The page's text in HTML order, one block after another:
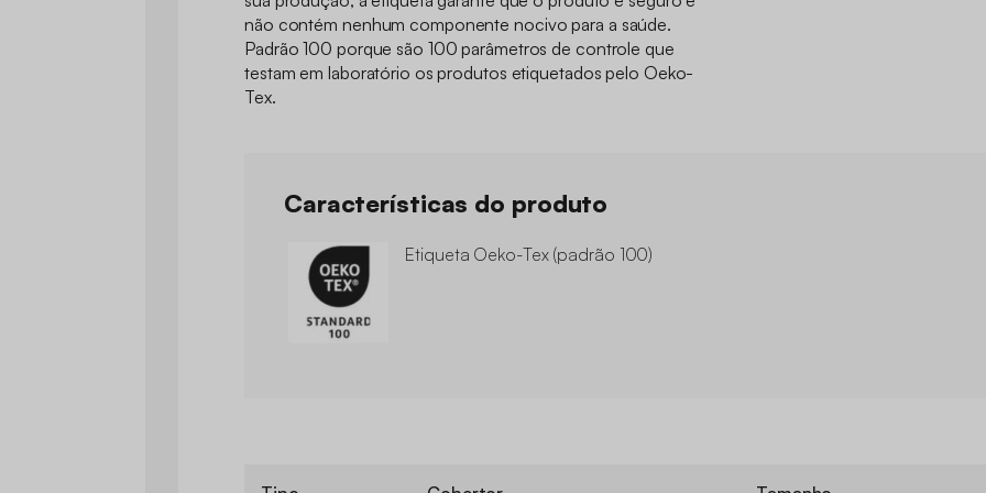
não contém nenhum componente nocivo para a saúde.
Padrão 100 porque são 100 parâmetros de controle que
testam em laboratório os produtos etiquetados pelo Oeko-
Tex.
Características do produto
Etiqueta Oeko-Tex (padrão 100)